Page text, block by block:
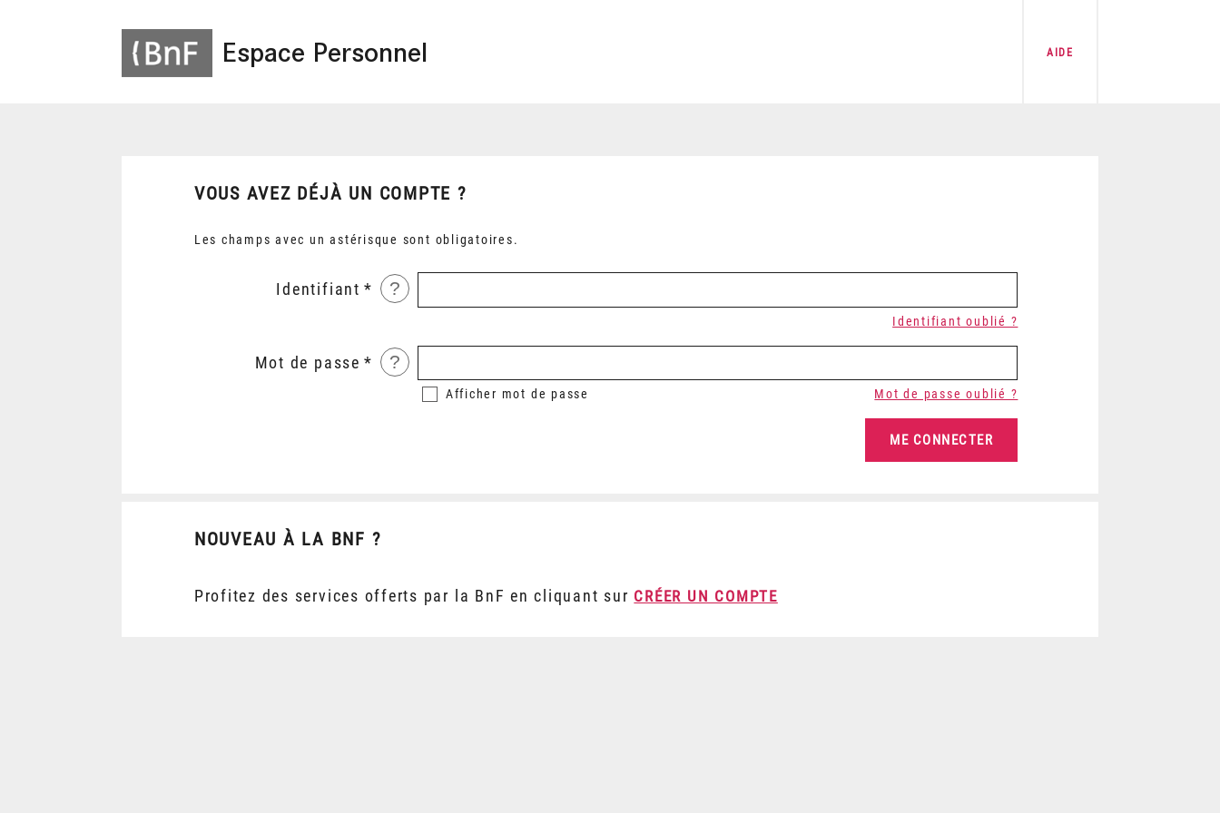
Espace Personnel AIDE
VOUS AVEZ DÉJÀ UN COMPTE ?
Les champs avec un astérisque sont obligatoires.
Identifiant ?
Identifiant oublié ?
Mot de passe ?
Afficher mot de passe Mot de passe oublié ?
NOUVEAU À LA BNF ?
Profitez des services offerts par la BnF en cliquant sur CRÉER UN COMPTE